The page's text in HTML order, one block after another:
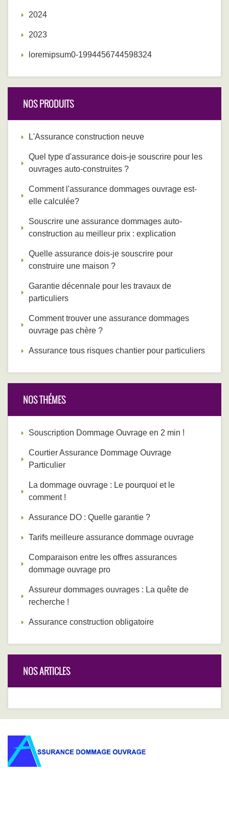
2024
2023
loremipsum0-1994456744598324
NOS PRODUITS
L'Assurance construction neuve
Quel type d'assurance dois-je souscrire pour les
ouvrages auto-construites ?
Comment l'assurance dommages ouvrage est-
elle calculée?
Souscrire une assurance dommages auto-
construction au meilleur prix : explication
Quelle assurance dois-je souscrire pour
construire une maison ?
Garantie décennale pour les travaux de
particuliers
Comment trouver une assurance dommages
ouvrage pas chère ?
Assurance tous risques chantier pour particuliers
NOS THÉMES
Souscription Dommage Ouvrage en 2 min !
Courtier Assurance Dommage Ouvrage
Particulier
La dommage ouvrage : Le pourquoi et le
comment !
Assurance DO : Quelle garantie ?
Tarifs meilleure assurance dommage ouvrage
Comparaison entre les offres assurances
dommage ouvrage pro
Assureur dommages ouvrages : La quête de
recherche !
Assurance construction obligatoire
NOS ARTICLES